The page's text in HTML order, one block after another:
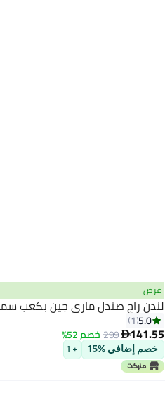
2
عرض
لندن راج صندل ماري جين بكعب
5.0
1
141.55
299خصم 52%
خصم إضافي %15 + 1